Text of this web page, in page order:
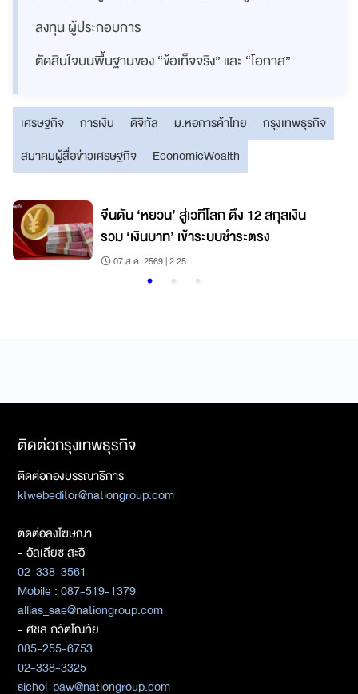
ลงทุน ผู้ประกอบการ
ตัดสินใจบนพื้นฐานของ “ข้อเท็จจริง” และ “โอกาส”
เศรษฐกิจ การเงิน ดิจิทัล ม.หอการค้าไทย
กรุงเทพธุรกิจ
สมาคมผู้สื่อข่าวเศรษฐกิจ
EconomicWealth
จีนดัน ‘หยวน’ สู่เวทีโลก ดึง 12 สกุลเงิน
รวม ‘เงินบาท’ เข้าระบบชำระตรง
07 ส.ค. 2569 | 2:25
ติดต่อกรุงเทพธุรกิจ
ติดต่อกองบรรณาธิการ
ktwebeditor@nationgroup.com
ติดต่อลงโฆษณา
- อัลเลียซ สะอิ
02-338-3561
Mobile : 087-519-1379
allias_sae@nationgroup.com
- ศิชล ภวัตโณทัย
085-255-6753
02-338-3325
sichol_paw@nationgroup.com